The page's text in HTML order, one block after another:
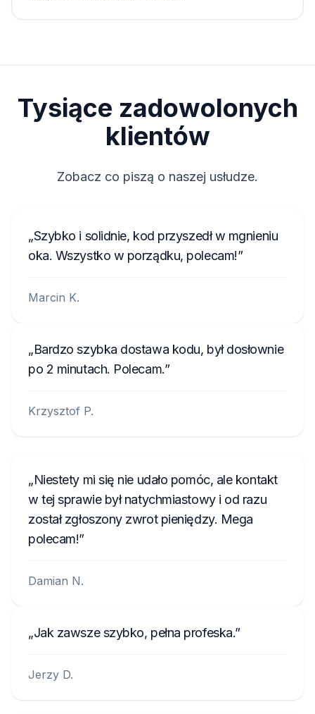
Tysiące zadowolonych
klientów
Zobacz co piszą o naszej usłudze.
Szybko i solidnie, kod przyszedł w mgnieniu
oka. Wszystko w porządku, polecam!
Marcin K.
Bardzo szybka dostawa kodu, był dosłownie
po 2 minutach. Polecam.
Krzysztof P.
Niestety mi się nie udało pomóc, ale kontakt
w tej sprawie był natychmiastowy i od razu
został zgłoszony zwrot pieniędzy. Mega
polecam!
Damian N.
Jak zawsze szybko, pełna profeska.
Jerzy D.